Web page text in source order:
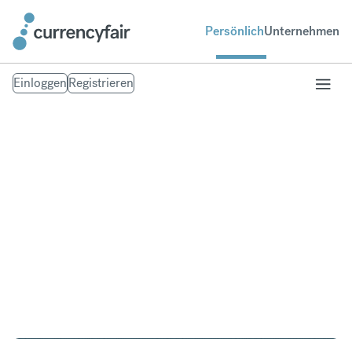
PersönlichUnternehmen
EinloggenRegistrieren